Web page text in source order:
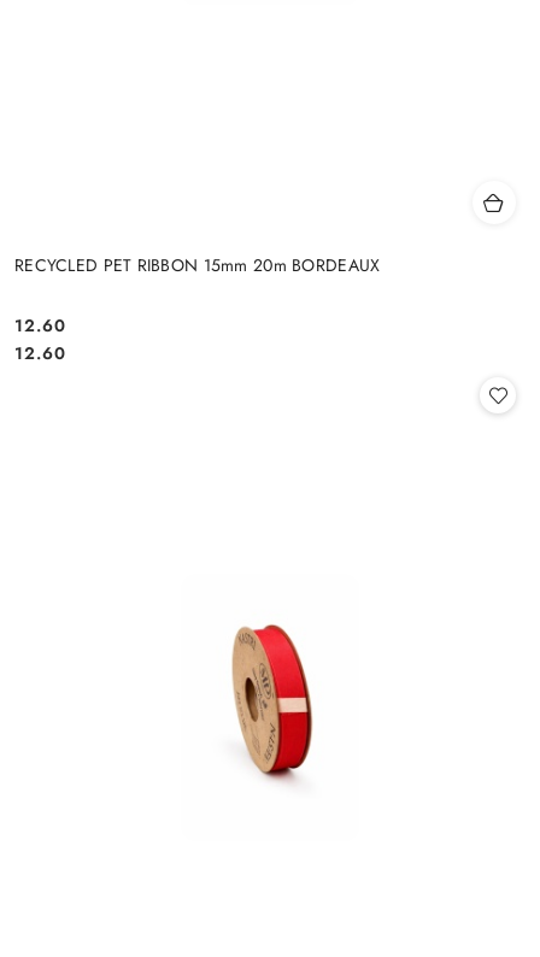
RECYCLED PET RIBBON 15mm 20m BORDEAUX
Cena:
12.60
Cena:
12.60